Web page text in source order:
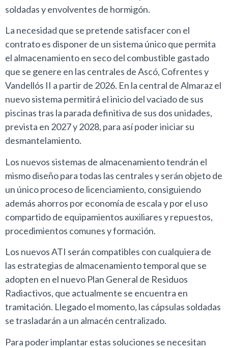
soldadas y envolventes de hormigón.
La necesidad que se pretende satisfacer con el
contrato es disponer de un sistema único que permita
el almacenamiento en seco del combustible gastado
que se genere en las centrales de Ascó, Cofrentes y
Vandellós II a partir de 2026. En la central de Almaraz el
nuevo sistema permitirá el inicio del vaciado de sus
piscinas tras la parada definitiva de sus dos unidades,
prevista en 2027 y 2028, para así poder iniciar su
desmantelamiento.
Los nuevos sistemas de almacenamiento tendrán el
mismo diseño para todas las centrales y serán objeto de
un único proceso de licenciamiento, consiguiendo
además ahorros por economía de escala y por el uso
compartido de equipamientos auxiliares y repuestos,
procedimientos comunes y formación.
Los nuevos ATI serán compatibles con cualquiera de
las estrategias de almacenamiento temporal que se
adopten en el nuevo Plan General de Residuos
Radiactivos, que actualmente se encuentra en
tramitación. Llegado el momento, las cápsulas soldadas
se trasladarán a un almacén centralizado.
Para poder implantar estas soluciones se necesitan